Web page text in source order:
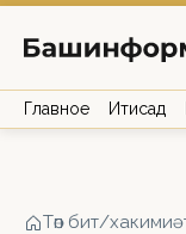
Главное Иҡтисад
Төп бит/